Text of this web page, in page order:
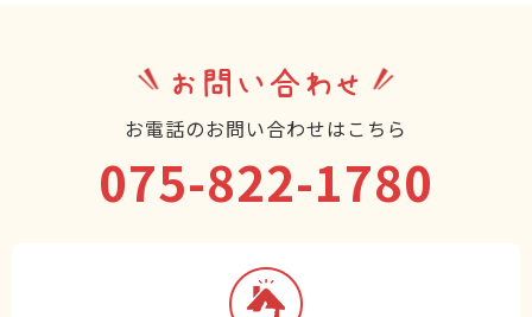
お問い合わせ
お電話のお問い合わせはこちら
075-822-1780